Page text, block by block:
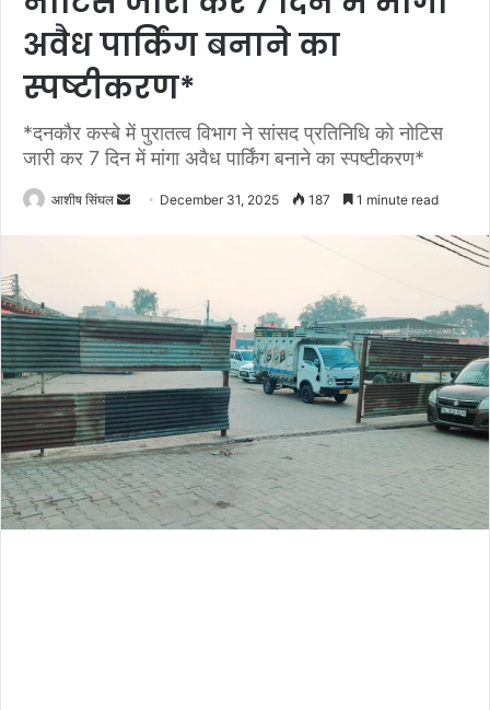
अवैध पार्किंग बनाने का
स्पष्टीकरण*
*दनकौर कस्बे में पुरातत्व विभाग ने सांसद प्रतिनिधि को नोटिस
जारी कर 7 दिन में मांगा अवैध पार्किंग बनाने का स्पष्टीकरण*
आशीष सिंघल
Send December 31, 2025 187 1 minute read